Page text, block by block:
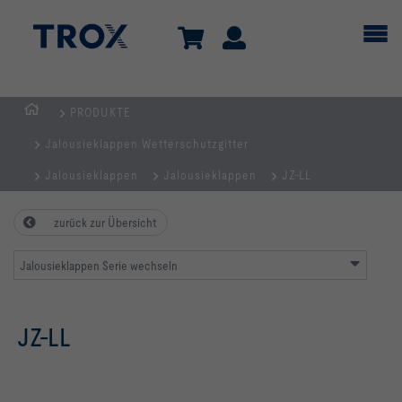
AUSTRIA
| Komponenten,
+
Belüftung
PRODUKTE
Jalousieklappen Wetterschutzgitter
Jalousieklappen Jalousieklappen JZ-LL
zurück zur Übersicht
Jalousieklappen Serie wechseln
JZ-LL